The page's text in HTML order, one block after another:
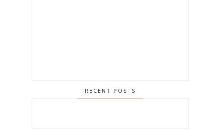
RECENT POSTS